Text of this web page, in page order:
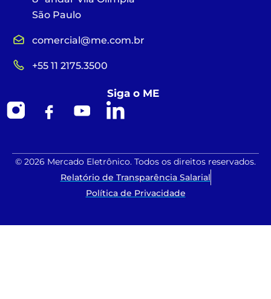
São Paulo
comercial@me.com.br
+55 11 2175.3500
Siga o ME
© 2026 Mercado Eletrônico. Todos os direitos reservados.
Relatório de Transparência Salarial
Política de Privacidade